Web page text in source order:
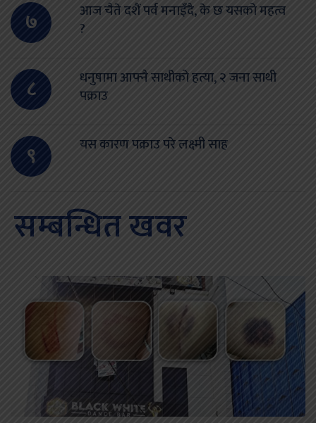
७
आज चैते दशैं पर्व मनाइँदै, के छ यसको महत्व
?
८
धनुषामा आफ्नै साथीको हत्या, २ जना साथी
पक्राउ
९ यस कारण पक्राउ परे लक्ष्मी साह
सम्बन्धित खवर